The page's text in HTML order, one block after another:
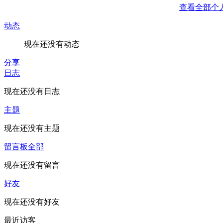
查看全部个
动态
现在还没有动态
分享
日志
现在还没有日志
主题
现在还没有主题
留言板全部
现在还没有留言
好友
现在还没有好友
最近访客